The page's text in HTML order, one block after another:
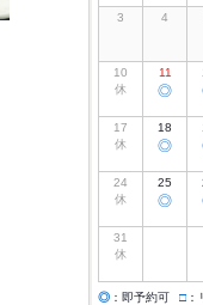
3 4
10
休
11
◎
17
休
18
◎
24
休
25
◎
31
休
◎ ：即予約可 □